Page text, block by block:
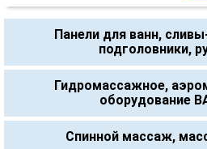
Панели для ванн,
подголовники,
Гидромассажное,
оборудование
Спинной массаж,